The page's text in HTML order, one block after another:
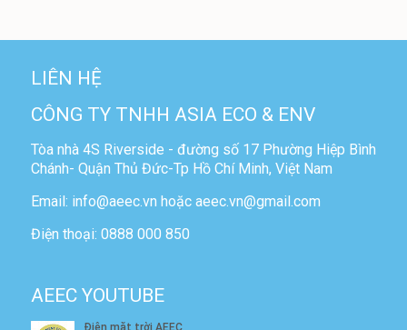
LIÊN HỆ
CÔNG TY TNHH ASIA ECO & ENV
Tòa nhà 4S Riverside - đường số 17 Phường Hiệp Bình
Chánh- Quận Thủ Đức-Tp Hồ Chí Minh, Việt Nam
Email: info@aeec.vn hoặc aeec.vn@gmail.com
Điện thoại: 0888 000 850
AEEC YOUTUBE